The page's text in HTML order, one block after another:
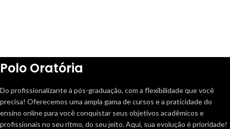
Polo Oratória
Do profissionalizante à pós-graduação, com a flexibilidade que você
precisa! Oferecemos uma ampla gama de cursos e a praticidade do
ensino online para você conquistar seus objetivos acadêmicos e
profissionais no seu ritmo, do seu jeito. Aqui, sua evolução é prioridade!